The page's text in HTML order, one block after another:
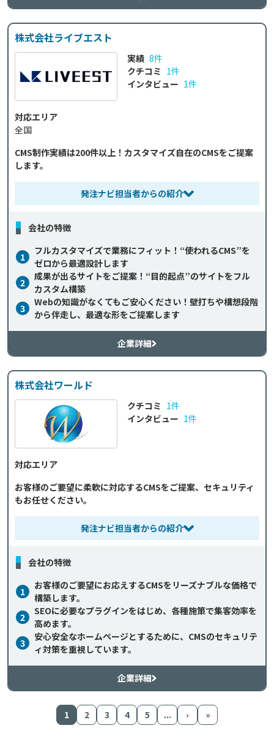
株式会社ライブエスト
実績 8件
クチコミ 1件
インタビュー 1件
対応エリア
全国
CMS制作実績は200件以上！カスタマイズ自在のCMSをご提案
します。
発注ナビ担当者からの紹介
会社の特徴
1
フルカスタマイズで業務にフィット！“使われるCMS”を
ゼロから最適設計します
2
成果が出るサイトをご提案！“目的起点”のサイトをフル
カスタム構築
3
Webの知識がなくてもご安心ください！壁打ちや構想段階
から伴走し、最適な形をご提案します
企業詳細
株式会社ワールド
クチコミ 1件
インタビュー 1件
対応エリア
お客様のご要望に柔軟に対応するCMSをご提案、セキュリティ
もお任せください。
発注ナビ担当者からの紹介
会社の特徴
1
お客様のご要望にお応えするCMSをリーズナブルな価格で
構築します。
2
SEOに必要なプラグインをはじめ、各種施策で集客効率を
高めます。
3
安心安全なホームページとするために、CMSのセキュリテ
ィ対策を重視しています。
企業詳細
1 2 3 4 5 ... › »